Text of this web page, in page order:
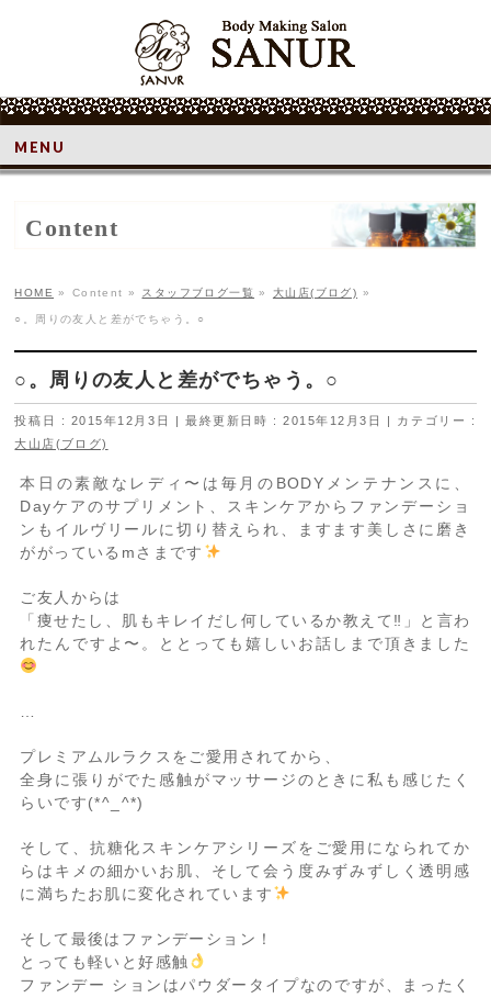
MENU
Content
HOME » Content » スタッフブログ一覧 » 大山店(ブログ) »
○。周りの友人と差がでちゃう。○
○。周りの友人と差がでちゃう。○
投稿日 : 2015年12月3日 最終更新日時 : 2015年12月3日
カテゴリー :
大山店(ブログ)
本日の素敵なレディ〜は毎月のBODYメンテナンスに、
Dayケアのサプリメント、スキンケアからファンデーショ
ンもイルヴリールに切り替えられ、ますます美しさに磨き
ががっているmさまです
ご友人からは
「痩せたし、肌もキレイだし何しているか教えて‼︎」と言わ
れたんですよ〜。ととっても嬉しいお話しまで頂きました
プレミアムルラクスをご愛用されてから、
全身に張りがでた感触がマッサージのときに私も感じたく
らいです(*^_^*)
そして、抗糖化スキンケアシリーズをご愛用になられてか
らはキメの細かいお肌、そして会う度みずみずしく透明感
に満ちたお肌に変化されています
そして最後はファンデーション！
とっても軽いと好感触
ファンデー ションはパウダータイプなのですが、まったく